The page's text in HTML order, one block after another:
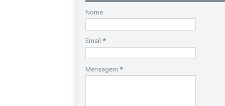
Nome
Email *
Mensagem *